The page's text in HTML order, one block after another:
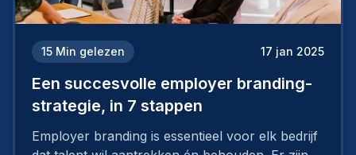
15 Min gelezen 17 jan 2025
Een succesvolle employer branding-
strategie, in 7 stappen
Employer branding is essentieel voor elk bedrijf